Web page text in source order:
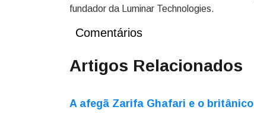
fundador da Luminar Technologies.
Comentários
Artigos Relacionados
A afegã Zarifa Ghafari e o britânico